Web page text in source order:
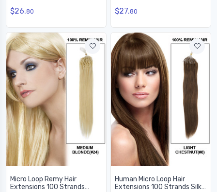
Blond(#613)
$26.80
brun/blond(#F12/613)
$27.80
Micro Loop Remy Hair
Extensions 100 Strands
Human Micro Loop Hair
Extensions 100 Strands Silky